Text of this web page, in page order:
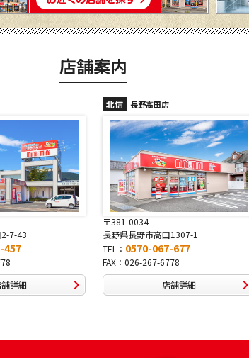
店舗案内
長野市高田1307-1
0570-067-677
026-267-6778
北信
〒380-0822
長野県長野市大字鶴賀南
TEL：0570-069-991
FAX：026-269-9992